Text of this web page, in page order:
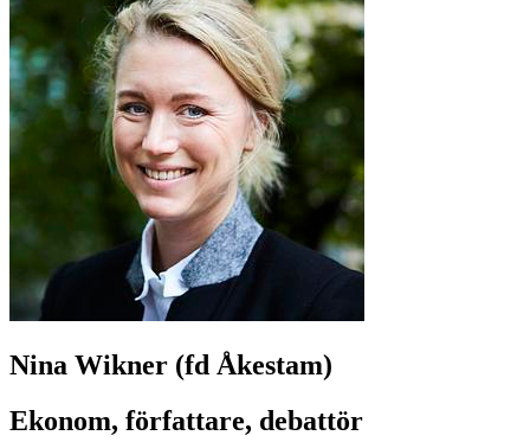
Nina Wikner (fd Åkestam)
Ekonom, författare, debattör